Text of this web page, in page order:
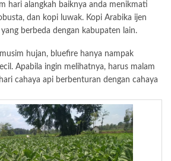
hari alangkah baiknya anda menikmati
dan kopi luwak. Kopi Arabika ijen
berbeda dengan kabupaten lain.
hujan, bluefire hanya nampak
Apabila ingin melihatnya, harus malam
cahaya api berbenturan dengan cahaya